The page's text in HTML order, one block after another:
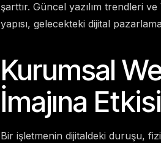
şarttır. Güncel yazılım trendleri
yapısı, gelecekteki dijital
Kurumsal
İmajına Etkisi
Bir işletmenin dijitaldeki duruşu,